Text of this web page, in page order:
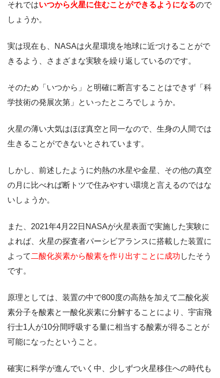
それではいつから火星に住むことができるようになるので
しょうか。
実は現在も、NASAは火星環境を地球に近づけることがで
きるよう、さまざまな実験を繰り返しているのです。
そのため「いつから」と明確に断言することはできず「科
学技術の発展次第」といったところでしょうか。
火星の薄い大気はほぼ真空と同一なので、生身の人間では
生きることができないとされています。
しかし、前述したように灼熱の水星や金星、その他の真空
の月に比べれば断トツで住みやすい環境と言えるのではな
いしょうか。
また、2021年4月22日NASAが火星表面で実施した実験に
よれば、火星の探査者パーシビアランスに搭載した装置に
よって 二酸化炭素から酸素を作り出すことに成功 したそう
です。
原理としては、装置の中で800度の高熱を加えて二酸化炭
素分子を酸素と一酸化炭素に分解することにより、宇宙飛
行士1人が10分間呼吸する量に相当する酸素が得ることが
可能になったということ。
確実に科学が進んでいく中、少しずつ火星移住への時代も